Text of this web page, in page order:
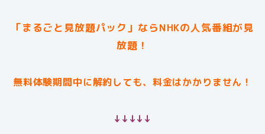
「まるごと見放題パック」ならNHKの人気番組が見
放題！
無料体験期間中に解約しても、料金はかかりません！
↓↓↓↓↓